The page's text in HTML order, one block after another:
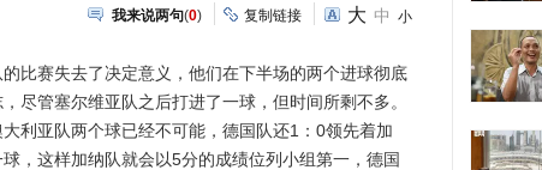
我来说两句(0) 复制链接 大 中 小
赛失去了决定意义，他们在下半场的两个进球彻底
尽管塞尔维亚队之后打进了一球，但时间所剩不多。
利亚队两个球已经不可能，德国队还1：0领先着加
，这样加纳队就会以5分的成绩位列小组第一，德国